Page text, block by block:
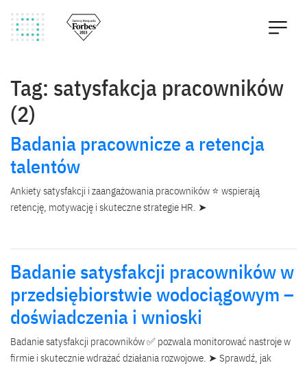
Tag: satysfakcja pracowników
(2)
Badania pracownicze a retencja
talentów
Ankiety satysfakcji i zaangażowania pracowników ⭐ wspierają
retencję, motywację i skuteczne strategie HR. ➤
Badanie satysfakcji pracowników w
przedsiębiorstwie wodociągowym –
doświadczenia i wnioski
Badanie satysfakcji pracowników ✅ pozwala monitorować nastroje w
firmie i skutecznie wdrażać działania rozwojowe. ➤ Sprawdź, jak